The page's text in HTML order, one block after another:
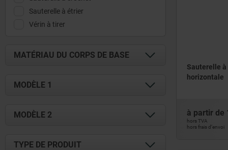
Sauterelle à étrier
Vérin à tirer
MATÉRIAU DU CORPS DE BASE
MODÈLE 1
embase horizontale
MODÈLE 2
TYPE DE PRODUIT
Sauterelle
horizontale
à partir de
hors TVA
hors frais d’envoi